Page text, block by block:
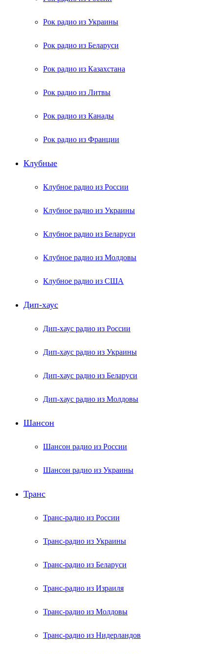
Рок радио из Украины
Рок радио из Беларуси
Рок радио из Казахстана
Рок радио из Литвы
Рок радио из Канады
Рок радио из Франции
Клубные
Клубное радио из России
Клубное радио из Украины
Клубное радио из Беларуси
Клубное радио из Молдовы
Клубное радио из США
Дип-хаус
Дип-хаус радио из России
Дип-хаус радио из Украины
Дип-хаус радио из Беларуси
Дип-хаус радио из Молдовы
Шансон
Шансон радио из России
Шансон радио из Украины
Транс
Транс-радио из России
Транс-радио из Украины
Транс-радио из Беларуси
Транс-радио из Израиля
Транс-радио из Молдовы
Транс-радио из Нидерландов